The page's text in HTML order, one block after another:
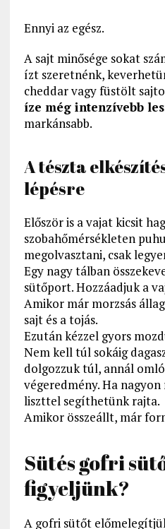
Ennyi az egész.
A sajt minősége sokat
ízt szeretnénk,
cheddar vagy füstölt
íze még intenzívebb
markánsabb.
A tészta
lépésre
Először is a vajat kicsit
szobahőmérsékleten
megolvasztani, csak
Egy nagy tálban
sütőport. Hozzáadjuk a
Amikor már morzsás
sajt és a tojás.
Ezután kézzel gyors
Nem kell túl sokáig
dolgozzuk túl, annál
végeredmény. Ha nagyon
liszttel segíthetünk rajta.
Amikor összeállt, már
Sütés gofri
figyeljünk?
A gofri sütőt